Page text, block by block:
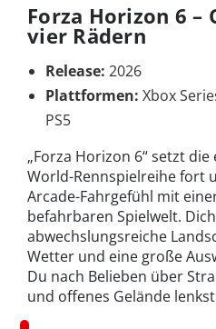
Forza Horizon 6 –
vier Rädern
Release: 2026
Plattformen: Xbox
PS5
„Forza Horizon 6“ setzt
World-Rennspielreihe fort
Arcade-Fahrgefühl mit
befahrbaren Spielwelt.
abwechslungsreiche
Wetter und eine große
Du nach Belieben über
und offenes Gelände